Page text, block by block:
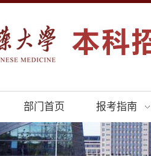
部门首页 报考指南